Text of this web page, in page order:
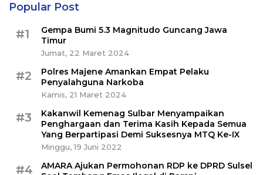
Popular Post
#1
Gempa Bumi 5.3 Magnitudo Guncang Jawa
Timur
Jumat, 22 Maret 2024
#2
Polres Majene Amankan Empat Pelaku
Penyalahguna Narkoba
Kamis, 21 Maret 2024
#3
Kakanwil Kemenag Sulbar Menyampaikan
Penghargaan dan Terima Kasih Kepada Semua
Yang Berpartipasi Demi Suksesnya MTQ Ke-IX
Minggu, 19 Juni 2022
#4
AMARA Ajukan Permohonan RDP ke DPRD Sulsel